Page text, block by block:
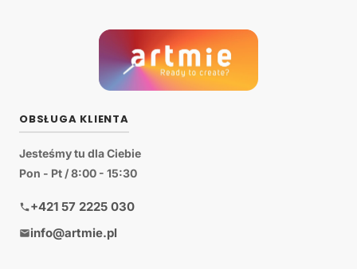
OBSŁUGA KLIENTA
Jesteśmy tu dla Ciebie
Pon - Pt / 8:00 - 15:30
+421 57 2225 030
info@artmie.pl